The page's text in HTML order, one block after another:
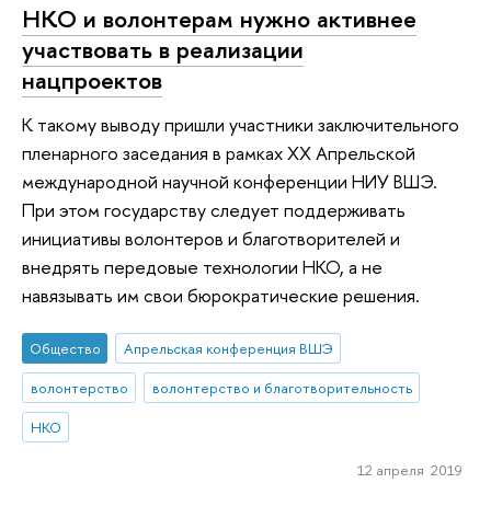
НКО и волонтерам нужно активнее
участвовать в реализации
нацпроектов
К такому выводу пришли участники заключительного
пленарного заседания в рамках XX Апрельской
международной научной конференции НИУ ВШЭ.
При этом государству следует поддерживать
инициативы волонтеров и благотворителей и
внедрять передовые технологии НКО, а не
навязывать им свои бюрократические решения.
Общество
Апрельская конференция ВШЭ
волонтерство
волонтерство и благотворительность
НКО
12 апреля 2019